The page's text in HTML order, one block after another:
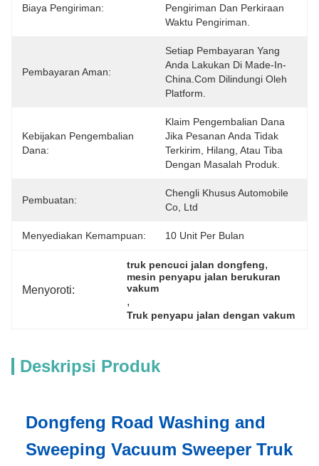
Biaya Pengiriman:
Pengiriman Dan Perkiraan
Waktu Pengiriman.
Pembayaran Aman:
Setiap Pembayaran Yang
Anda Lakukan Di Made-In-
China.com Dilindungi Oleh
Platform.
Kebijakan Pengembalian
Dana:
Klaim Pengembalian Dana
Jika Pesanan Anda Tidak
Terkirim, Hilang, Atau Tiba
Dengan Masalah Produk.
Pembuatan:
Chengli Khusus Automobile
Co, Ltd
Menyediakan Kemampuan: 10 Unit Per Bulan
Menyoroti:
truk pencuci jalan dongfeng,
mesin penyapu jalan berukuran
vakum
,
Truk penyapu jalan dengan vakum
Deskripsi Produk
Dongfeng Road Washing and
Sweeping Vacuum Sweeper Truk